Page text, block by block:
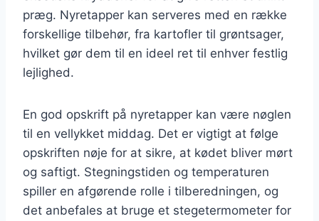
præg. Nyretapper kan serveres med en række
forskellige tilbehør, fra kartofler til grøntsager,
hvilket gør dem til en ideel ret til enhver festlig
lejlighed.
En god opskrift på nyretapper kan være nøglen
til en vellykket middag. Det er vigtigt at følge
opskriften nøje for at sikre, at kødet bliver mørt
og saftigt. Stegningstiden og temperaturen
spiller en afgørende rolle i tilberedningen, og
det anbefales at bruge et stegetermometer for